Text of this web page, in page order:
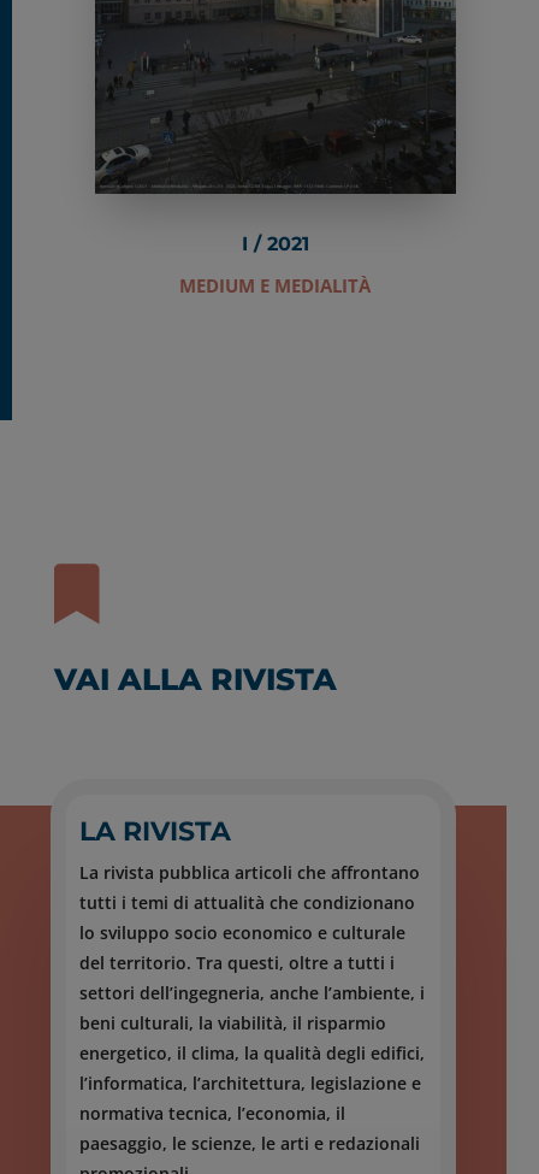
I / 2021
MEDIUM E MEDIALITÀ

VAI ALLA RIVISTA
LA RIVISTA
La rivista pubblica articoli che affrontano
tutti i temi di attualità che condizionano
lo sviluppo socio economico e culturale
del territorio. Tra questi, oltre a tutti i
settori dell’ingegneria, anche l’ambiente, i
beni culturali, la viabilità, il risparmio
energetico, il clima, la qualità degli edifici,
l’informatica, l’architettura, legislazione e
normativa tecnica, l’economia, il
paesaggio, le scienze, le arti e redazionali